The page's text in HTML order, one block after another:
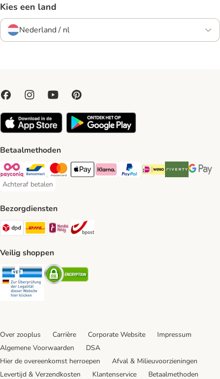
Kies een land
Nederland / nl
Betaalmethoden
Payconiq Payment Method
Bancontact Payment Method
Mastercard Payment Method
Apple Pay Payment Method
Klarna Payment Method
PayPal Payment Method
iDeal Payment Method
Riverty Payment
Google
Achteraf betalen
Achteraf betalen Payment Method
Bezorgdiensten
Dpd Shipping Method
DHL Shipping Method
Mondial Relay Shipping Method
Veilig shoppen
Security Security
Over zooplus Carrière Corporate Website
Impressum
Algemene Voorwaarden
DSA
Hier de overeenkomst herroepen
Afval & Milieuvoorzieningen
Levertijd & Verzendkosten
Klantenservice Betaalmethoden